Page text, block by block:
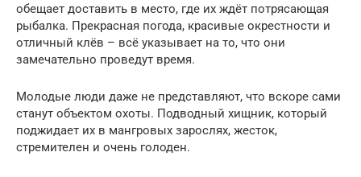
обещает доставить в место, где их ждёт потрясающая
рыбалка. Прекрасная погода, красивые окрестности и
отличный клёв – всё указывает на то, что они
замечательно проведут время.
Молодые люди даже не представляют, что вскоре сами
станут объектом охоты. Подводный хищник, который
поджидает их в мангровых зарослях, жесток,
стремителен и очень голоден.